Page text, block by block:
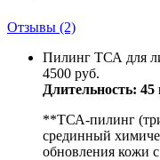
Отзывы (2)
Пилинг ТСА для
4500 руб.
Длительность:
**ТСА-пилинг
срединный
обновления кожи